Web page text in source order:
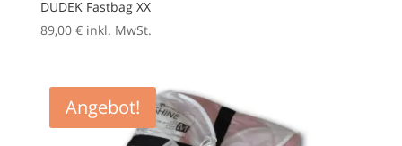
DUDEK Fastbag XX
89,00 € inkl. MwSt.
Angebot!